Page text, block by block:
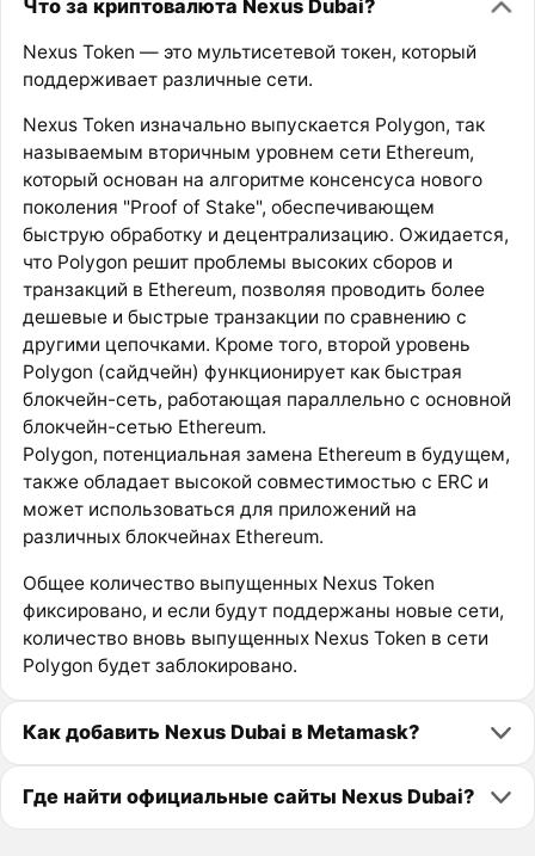
Что за криптовалюта Nexus Dubai?
Nexus Token — это мультисетевой токен, который
поддерживает различные сети.
Nexus Token изначально выпускается Polygon, так
называемым вторичным уровнем сети Ethereum,
который основан на алгоритме консенсуса нового
поколения "Proof of Stake", обеспечивающем
быструю обработку и децентрализацию. Ожидается,
что Polygon решит проблемы высоких сборов и
транзакций в Ethereum, позволяя проводить более
дешевые и быстрые транзакции по сравнению с
другими цепочками. Кроме того, второй уровень
Polygon (сайдчейн) функционирует как быстрая
блокчейн-сеть, работающая параллельно с основной
блокчейн-сетью Ethereum.
Polygon, потенциальная замена Ethereum в будущем,
также обладает высокой совместимостью с ERC и
может использоваться для приложений на
различных блокчейнах Ethereum.
Общее количество выпущенных Nexus Token
фиксировано, и если будут поддержаны новые сети,
количество вновь выпущенных Nexus Token в сети
Polygon будет заблокировано.
Как добавить Nexus Dubai в Metamask?
Где найти официальные сайты Nexus Dubai?